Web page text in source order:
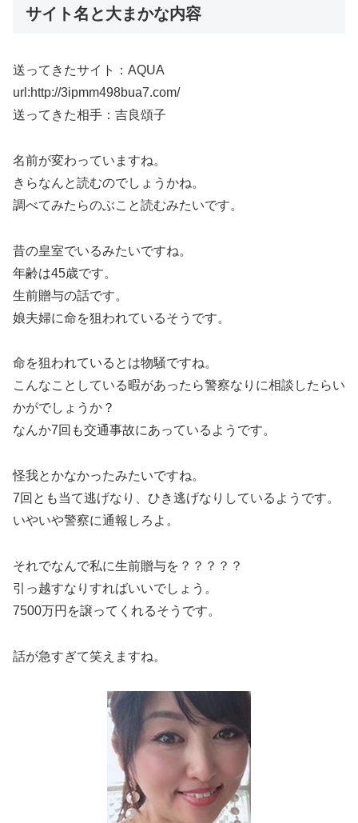
サイト名と大まかな内容
送ってきたサイト：AQUA
url:http://3ipmm498bua7.com/
送ってきた相手：吉良頌子
名前が変わっていますね。
きらなんと読むのでしょうかね。
調べてみたらのぶこと読むみたいです。
昔の皇室でいるみたいですね。
年齢は45歳です。
生前贈与の話です。
娘夫婦に命を狙われているそうです。
命を狙われているとは物騒ですね。
こんなことしている暇があったら警察なりに相談したらい
かがでしょうか？
なんか7回も交通事故にあっているようです。
怪我とかなかったみたいですね。
7回とも当て逃げなり、ひき逃げなりしているようです。
いやいや警察に通報しろよ。
それでなんで私に生前贈与を？？？？？
引っ越すなりすればいいでしょう。
7500万円を譲ってくれるそうです。
話が急すぎて笑えますね。